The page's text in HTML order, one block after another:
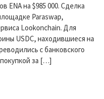
ENA на $985 000. Сделка
Paraswap,
Lookonchain. Для
USDC, находившиеся на
с банковского
за […]